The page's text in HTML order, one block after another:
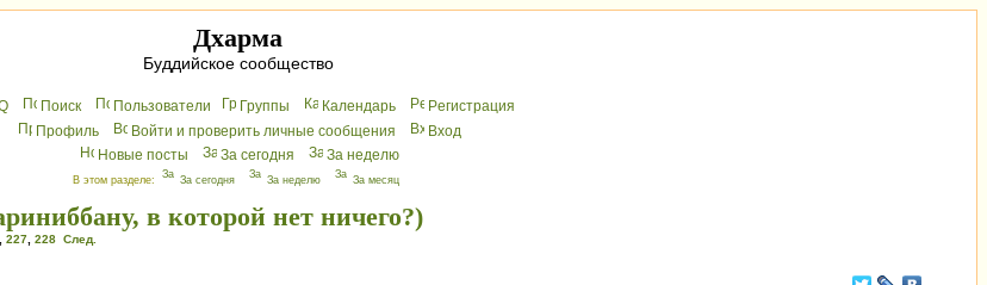
Дхарма
Буддийское сообщество
Поиск Пользователи Группы Календарь
Peгиcтрaция
Профиль
Войти и проверить личные сообщения
Вхoд
Новые посты
За сегодня За неделю
В этом разделе: За сегодня За неделю За месяц
в которой нет ничего?)
227 228 След.